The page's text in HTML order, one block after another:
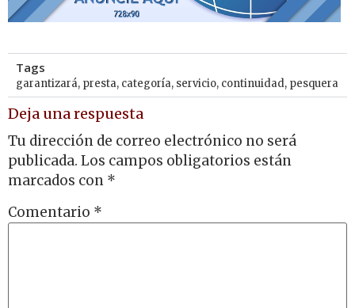
Tags
garantizará, presta, categoría, servicio, continuidad, pesquera
Deja una respuesta
Tu dirección de correo electrónico no será
publicada. Los campos obligatorios están
marcados con *
Comentario *